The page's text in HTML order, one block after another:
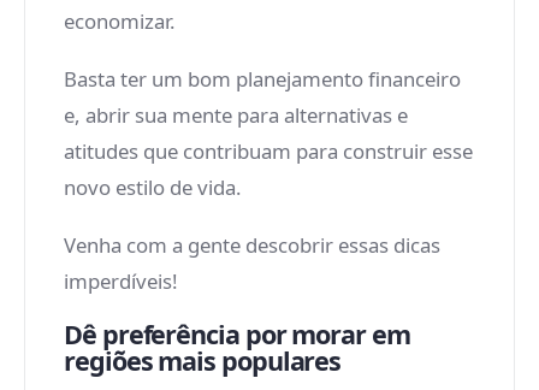
economizar.
Basta ter um bom planejamento financeiro
e, abrir sua mente para alternativas e
atitudes que contribuam para construir esse
novo estilo de vida.
Venha com a gente descobrir essas dicas
imperdíveis!
Dê preferência por morar em
regiões mais populares